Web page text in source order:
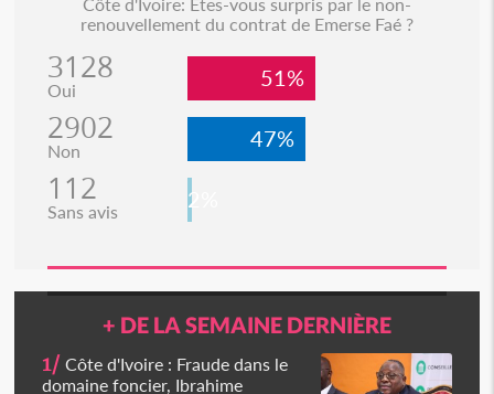
renouvellement du contrat de Emerse Faé ?
3128
Oui 51%
2902
Non 47%
112
Sans avis 2%
+ DE LA SEMAINE DERNIÈRE
1/ Côte d'Ivoire : Fraude dans le
domaine foncier, Ibrahime